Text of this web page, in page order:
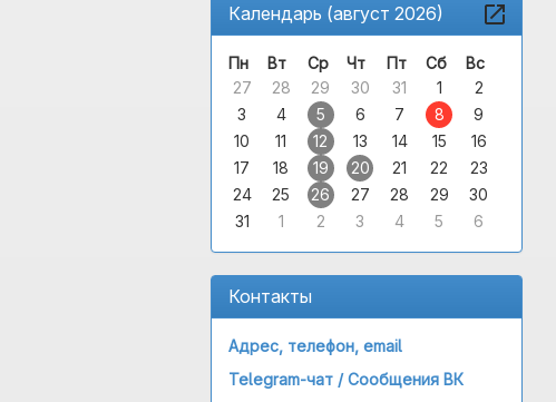
Календарь (август 2026)
Пн Вт Ср Чт Пт Сб
Вс
27
28 29 30 31 1
2
3
4 5 6 7 8
9
10
11 12 13 14 15
16
17
18 19 20 21 22
23
24
25 26 27 28 29
30
31
1 2 3 4 5 6
Контакты
Адрес, телефон, email
Telegram-чат /Сообщения ВК